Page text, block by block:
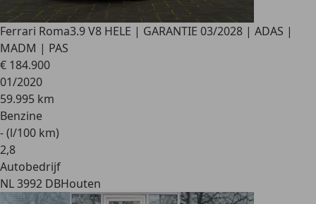
Ferrari Roma3.9 V8 HELE | GARANTIE 03/2028 | ADAS |
MADM | PAS
€ 184.900
01/2020
59.995 km
Benzine
- (l/100 km)
2,8
Autobedrijf
NL 3992 DBHouten